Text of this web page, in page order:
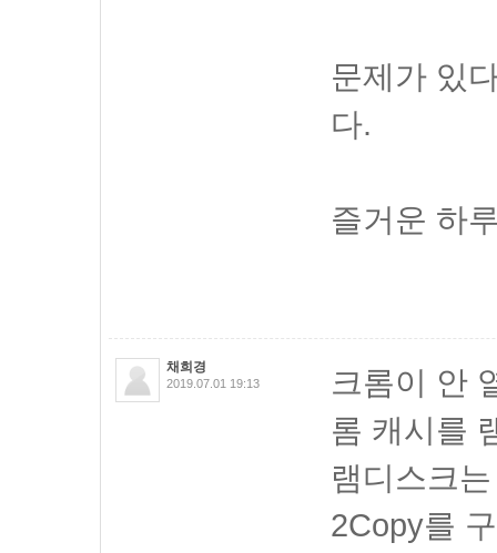
문제가 있
다.
즐거운 하
채희경
2019.07.01 19:13
크롬이 안
롬 캐시를
램디스크
2Copy를